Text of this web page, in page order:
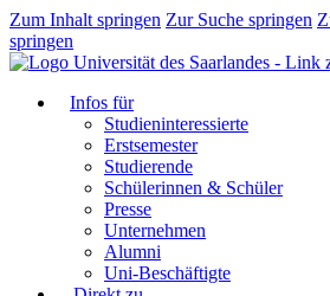
Zum Inhalt springen Zur Suche springen
springen
Infos für
Studieninteressierte
Erstsemester
Studierende
Schülerinnen & Schüler
Presse
Unternehmen
Alumni
Uni-Beschäftigte